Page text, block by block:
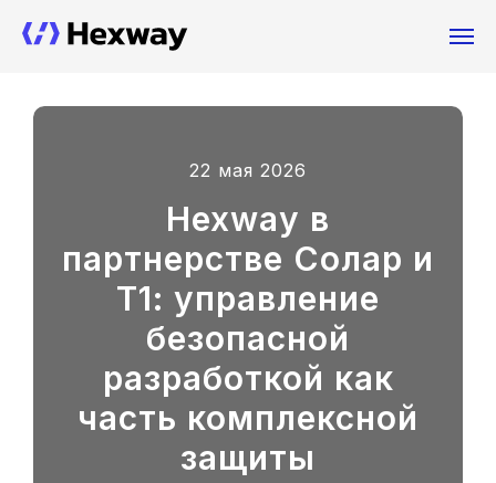
22 мая 2026
Hexway в
партнерстве Солар и
Т1: управление
безопасной
разработкой как
часть комплексной
защиты